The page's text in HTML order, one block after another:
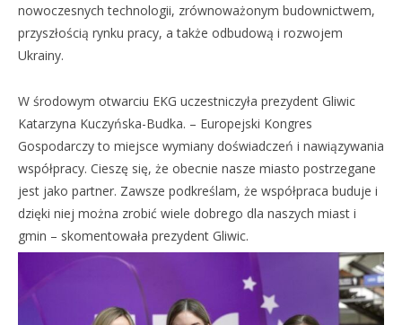
nowoczesnych technologii, zrównoważonym budownictwem,
przyszłością rynku pracy, a także odbudową i rozwojem
Ukrainy.
W środowym otwarciu EKG uczestniczyła prezydent Gliwic
Katarzyna Kuczyńska-Budka. – Europejski Kongres
Gospodarczy to miejsce wymiany doświadczeń i nawiązywania
współpracy. Cieszę się, że obecnie nasze miasto postrzegane
jest jako partner. Zawsze podkreślam, że współpraca buduje i
dzięki niej można zrobić wiele dobrego dla naszych miast i
gmin – skomentowała prezydent Gliwic.